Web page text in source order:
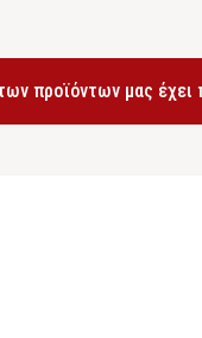
προϊόντων μας έχει